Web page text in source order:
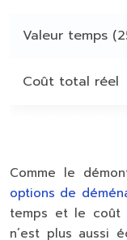
Valeur temps
Coût total réel
Comme le
options de
temps et le coût
n’est plus aussi